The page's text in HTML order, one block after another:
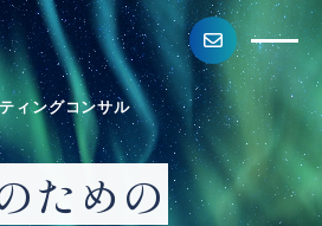
ィングコンサル
ための